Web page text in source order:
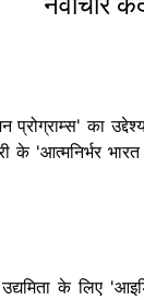
का
'आत्मनिर्भर
के लिए